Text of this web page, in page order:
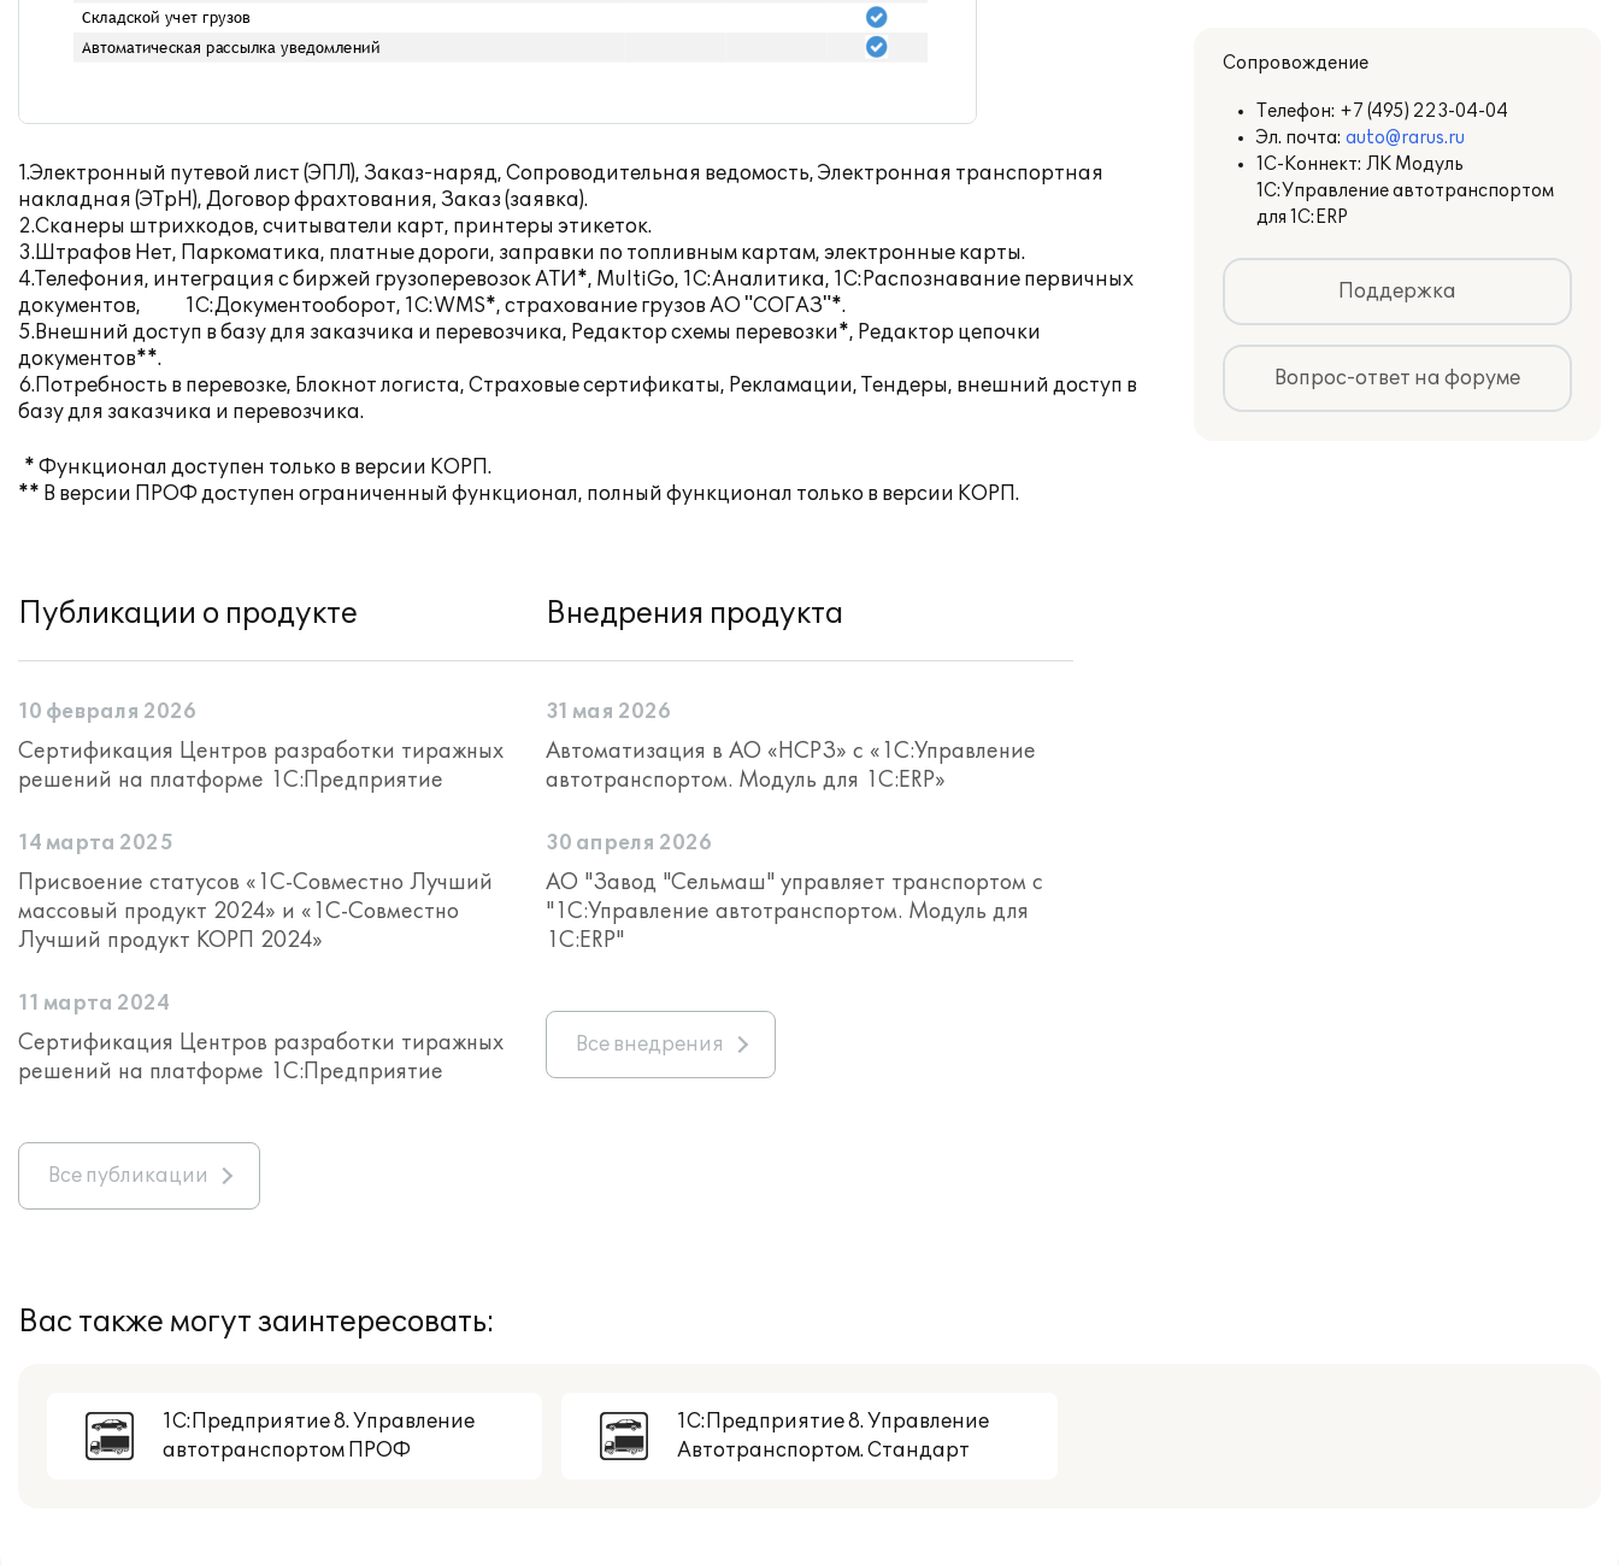
1.Электронный путевой лист (ЭПЛ), Заказ-наряд, Сопроводительная ведомость, Электронная транспортная
накладная (ЭТрН), Договор фрахтования, Заказ (заявка).
2.Сканеры штрихкодов, считыватели карт, принтеры этикеток.
3.Штрафов Нет, Паркоматика, платные дороги, заправки по топливным картам, электронные карты.
4.Телефония, интеграция с биржей грузоперевозок АТИ*, MultiGo, 1С:Аналитика, 1С:Распознавание первичных
документов, 1С:Документооборот, 1С:WMS*, страхование грузов АО "СОГАЗ"*.
5.Внешний доступ в базу для заказчика и перевозчика, Редактор схемы перевозки*, Редактор цепочки
документов**.
6.Потребность в перевозке, Блокнот логиста, Страховые сертификаты, Рекламации, Тендеры, внешний доступ в
базу для заказчика и перевозчика.
* Функционал доступен только в версии КОРП.
** В версии ПРОФ доступен ограниченный функционал, полный функционал только в версии КОРП.
Сопровождение
Телефон: +7 (495) 223-04-04
Эл. почта: auto@rarus.ru
1С-Коннект: ЛК Модуль
1С:Управление автотранспортом
для 1С:ERP
Поддержка
Вопрос-ответ на форуме
Публикации о продукте
10 февраля 2026
Сертификация Центров разработки тиражных
решений на платформе 1С:Предприятие
14 марта 2025
Присвоение статусов «1С-Совместно Лучший
массовый продукт 2024» и «1С-Совместно
Лучший продукт КОРП 2024»
11 марта 2024
Сертификация Центров разработки тиражных
решений на платформе 1С:Предприятие
Все публикации
Внедрения продукта
31 мая 2026
Автоматизация в АО «НСРЗ» с «1С:Управление
автотранспортом. Модуль для 1С:ERP»
30 апреля 2026
АО "Завод "Сельмаш" управляет транспортом с
"1С:Управление автотранспортом. Модуль для
1С:ERP"
Все внедрения
Вас также могут заинтересовать:
1С:Предприятие 8. Управление
автотранспортом ПРОФ
1С:Предприятие 8. Управление
Автотранспортом. Стандарт